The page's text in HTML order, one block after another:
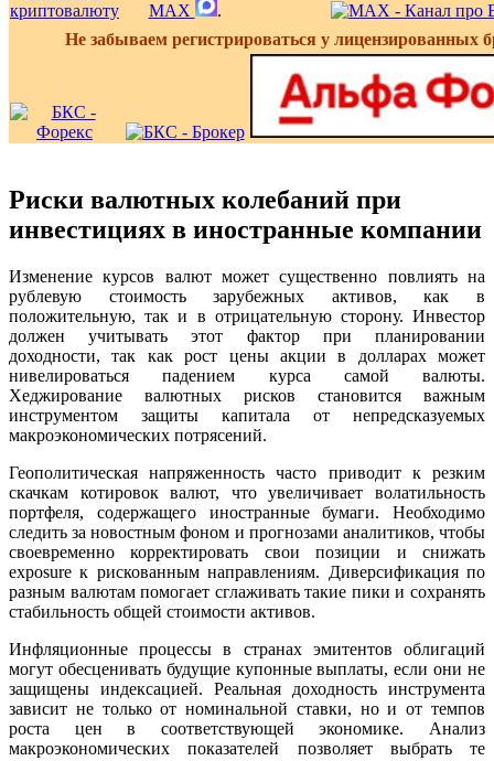
MAX
.
Не забываем регистрироваться у лицензированных
Риски валютных колебаний при
инвестициях в иностранные компании
Изменение курсов валют может существенно повлиять на
рублевую стоимость зарубежных активов, как в
положительную, так и в отрицательную сторону. Инвестор
должен учитывать этот фактор при планировании
доходности, так как рост цены акции в долларах может
нивелироваться падением курса самой валюты.
Хеджирование валютных рисков становится важным
инструментом защиты капитала от непредсказуемых
макроэкономических потрясений.
Геополитическая напряженность часто приводит к резким
скачкам котировок валют, что увеличивает волатильность
портфеля, содержащего иностранные бумаги. Необходимо
следить за новостным фоном и прогнозами аналитиков, чтобы
своевременно корректировать свои позиции и снижать
exposure к рискованным направлениям. Диверсификация по
разным валютам помогает сглаживать такие пики и сохранять
стабильность общей стоимости активов.
Инфляционные процессы в странах эмитентов облигаций
могут обесценивать будущие купонные выплаты, если они не
защищены индексацией. Реальная доходность инструмента
зависит не только от номинальной ставки, но и от темпов
роста цен в соответствующей экономике. Анализ
макроэкономических показателей позволяет выбрать те